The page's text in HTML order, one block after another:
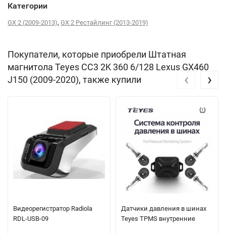
Категории
GX 2 (2009-2013), GX 2 Рестайлинг (2013-2019)
Покупатели, которые приобрели Штатная
магнитола Teyes CC3 2K 360 6/128 Lexus GX460
J150 (2009-2020), также купили
Видеорегистратор Radiola
RDL-USB-09
Датчики давления в шинах
Teyes TPMS внутренние
‹ ›